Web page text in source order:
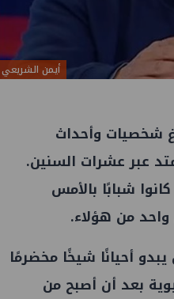
أيمن الشريعي
شخصيات وأحداث
عبر عشرات السنين.
شبابًا بالأمس
واحد من هؤلاء.
أحيانًا شيخًا مخضرمًا
بعد أن أصبح من